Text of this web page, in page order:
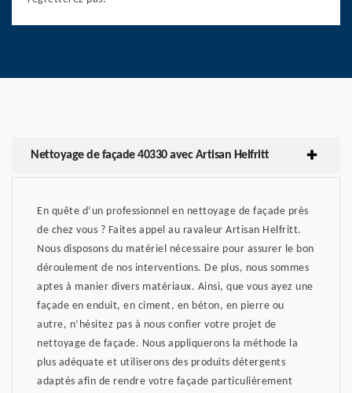
Nettoyage de façade 40330 avec Artisan Helfritt
En quête d’un professionnel en nettoyage de façade près
de chez vous ? Faites appel au ravaleur Artisan Helfritt.
Nous disposons du matériel nécessaire pour assurer le bon
déroulement de nos interventions. De plus, nous sommes
aptes à manier divers matériaux. Ainsi, que vous ayez une
façade en enduit, en ciment, en béton, en pierre ou
autre, n’hésitez pas à nous confier votre projet de
nettoyage de façade. Nous appliquerons la méthode la
plus adéquate et utiliserons des produits détergents
adaptés afin de rendre votre façade particulièrement